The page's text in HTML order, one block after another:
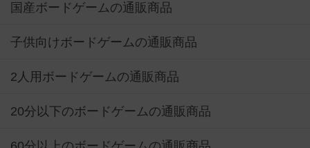
国産ボードゲームの通販商品
子供向けボードゲームの通販商品
2人用ボードゲームの通販商品
20分以下のボードゲームの通販商品